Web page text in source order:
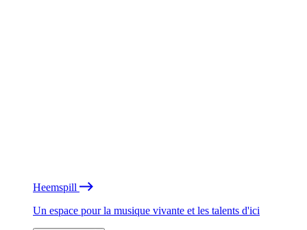
Heemspill
Un espace pour la musique vivante et les talents d'ici